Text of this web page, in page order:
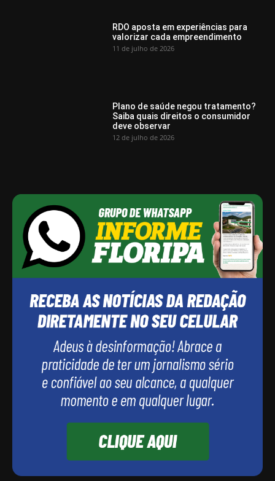
RDO aposta em experiências para
valorizar cada empreendimento
11 de julho de 2026
Plano de saúde negou tratamento?
Saiba quais direitos o consumidor
deve observar
12 de julho de 2026